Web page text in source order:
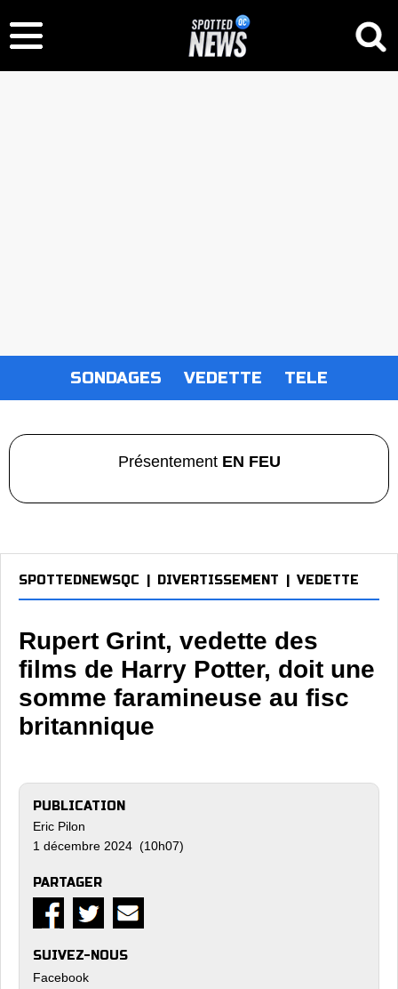
SONDAGES VEDETTE TELE
Présentement EN FEU
SPOTTEDNEWSQC DIVERTISSEMENT VEDETTE
Rupert Grint, vedette des
films de Harry Potter, doit une
somme faramineuse au fisc
britannique
PUBLICATION
Eric Pilon
1 décembre 2024 (10h07)
PARTAGER
SUIVEZ-NOUS
Facebook